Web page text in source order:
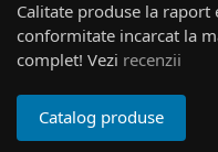
Calitate produse la
conformitate incarcat la
complet! Vezi recenzii
Catalog produse